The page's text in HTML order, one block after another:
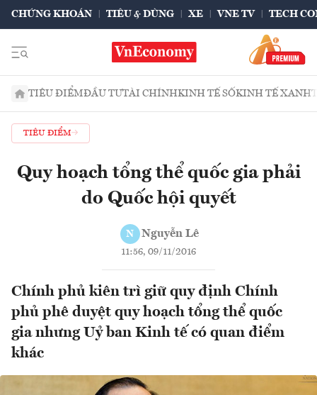
CHỨNG KHOÁN TIÊU & DÙNG XE VNE TV TECH
TIÊU ĐIỂMĐẦU TƯTÀI CHÍNHKINH TẾ SỐKINH TẾ XANH
TIÊU ĐIỂM
Quy hoạch tổng thể quốc gia phải
do Quốc hội quyết
N Nguyễn Lê
11:56, 09/11/2016
Chính phủ kiên trì giữ quy định Chính
phủ phê duyệt quy hoạch tổng thể quốc
gia nhưng Uỷ ban Kinh tế có quan điểm
khác